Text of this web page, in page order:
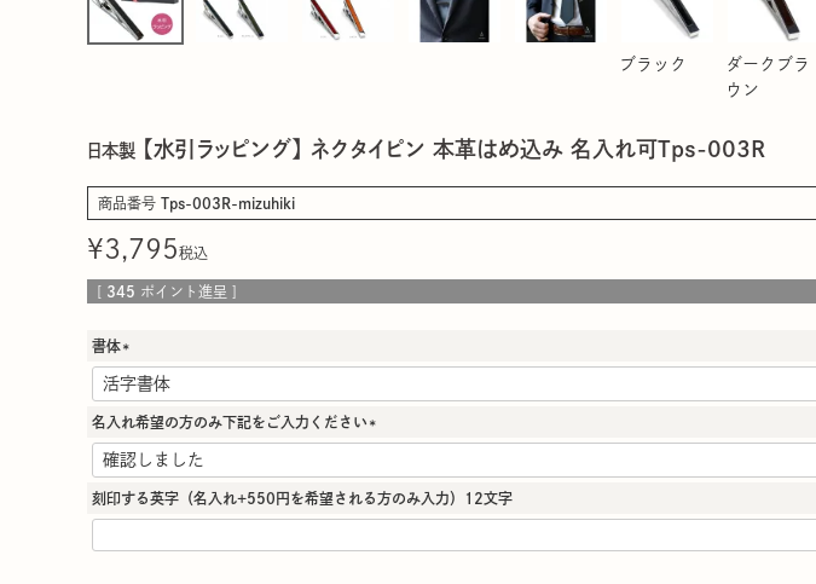
ブラック
ダークブラ
ウン
日本製 【水引ラッピング】 ネクタイピン 本革はめ込み 名入れ可Tps-003R
商品番号 Tps-003R-mizuhiki
¥3,795税込
345 ポイント進呈 ]
書体
(
必
須
)
名入れ希望の方のみ下記をご入力ください
須
)
刻印する英字（名入れ+550円を希望される方のみ入力）12文字